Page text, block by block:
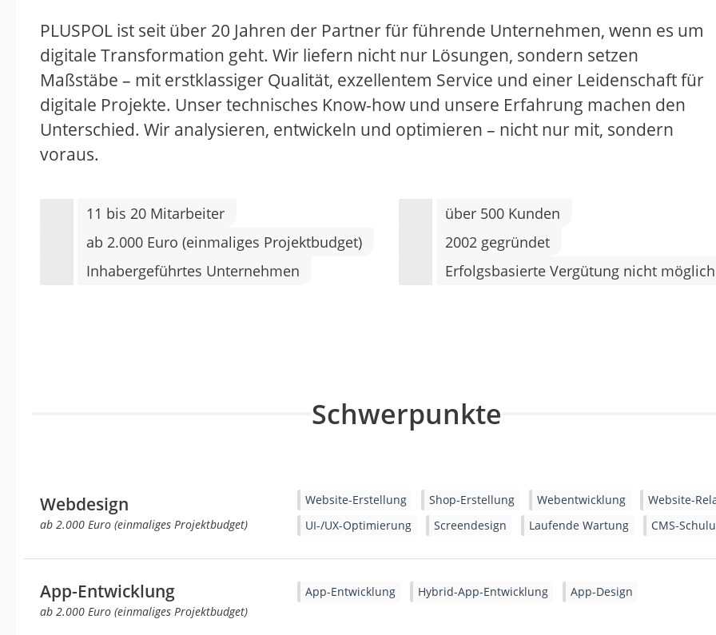
PLUSPOL ist seit über 20 Jahren der Partner für führende Unternehmen, wenn es um
digitale Transformation geht. Wir liefern nicht nur Lösungen, sondern setzen
Maßstäbe – mit erstklassiger Qualität, exzellentem Service und einer Leidenschaft für
digitale Projekte. Unser technisches Know-how und unsere Erfahrung machen den
Unterschied. Wir analysieren, entwickeln und optimieren – nicht nur mit, sondern
voraus.
11 bis 20 Mitarbeiter
über 500 Kunden
ab 2.000 Euro (einmaliges Projektbudget)
2002 gegründet
Inhabergeführtes Unternehmen
Erfolgsbasierte Vergütung nicht möglich
Schwerpunkte
Webdesign
ab 2.000 Euro (einmaliges Projektbudget)
Website-Erstellung Shop-Erstellung Webentwicklung
Website-
UI-/UX-Optimierung
Screendesign Laufende Wartung CMS-
App-Entwicklung
ab 2.000 Euro (einmaliges Projektbudget)
App-Entwicklung Hybrid-App-Entwicklung App-Design